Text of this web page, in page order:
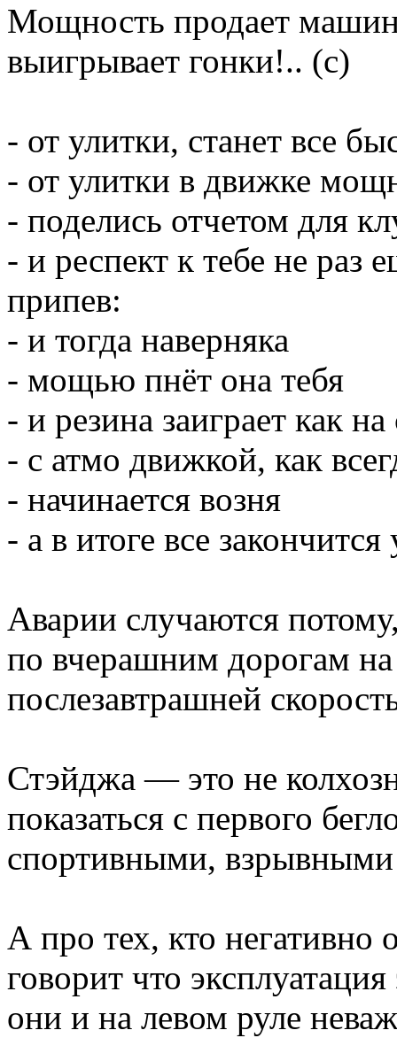
Мощность продает
выигрывает гонки!.. (с)
- от улитки, станет все
- от улитки в движке
- поделись отчетом для
- и респект к тебе не раз
припев:
- и тогда наверняка
- мощью пнёт она тебя
- и резина заиграет как
- с атмо движкой, как
- начинается возня
- а в итоге все
Аварии случаются
по вчерашним дорогам
послезавтрашней
Стэйджа — это не
показаться с первого
спортивными,
А про тех, кто негативно
говорит что
они и на левом руле